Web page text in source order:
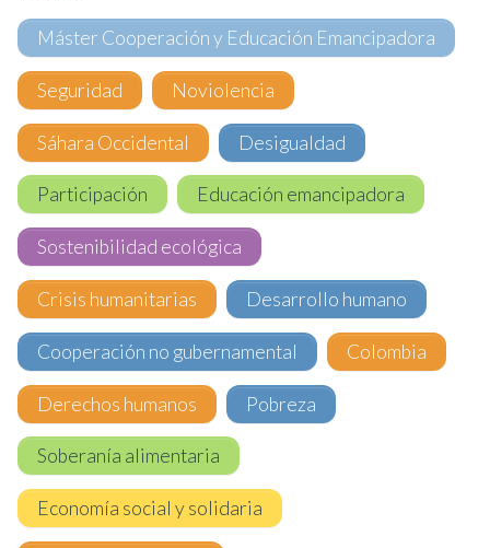
Máster Cooperación y Educación Emancipadora
Seguridad Noviolencia
Sáhara Occidental Desigualdad
Participación Educación emancipadora
Sostenibilidad ecológica
Crisis humanitarias Desarrollo humano
Cooperación no gubernamental Colombia
Derechos humanos Pobreza
Soberanía alimentaria
Economía social y solidaria